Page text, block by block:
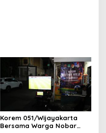
Korem 051/Wijayakarta
Bersama Warga Nobar